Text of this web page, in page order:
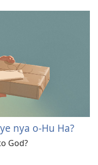
nya o-Hu Ha?
God?